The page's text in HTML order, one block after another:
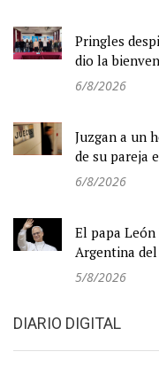
Pringles
dio la
6/8/2026
Juzgan a un
de su pareja
6/8/2026
El papa
Argentina
5/8/2026
DIARIO DIGITAL